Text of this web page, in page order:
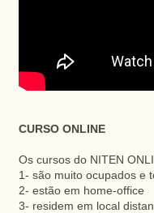
CURSO ONLINE
Os cursos do NITEN
1- são muito ocupados e
2- estão em home-office
3- residem em local